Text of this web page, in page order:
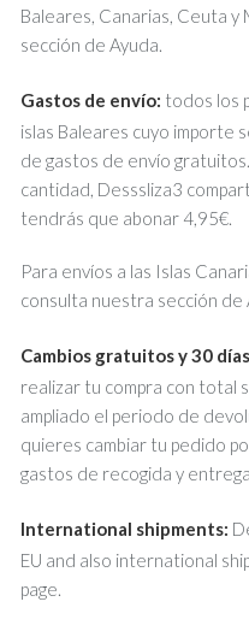
Baleares, Canarias, Ceuta
sección de Ayuda.
Gastos de envío: todos los
islas Baleares cuyo importe
de gastos de envío
cantidad, Desssliza3
tendrás que abonar 4,95€.
Para envíos a las Islas
consulta nuestra sección de
Cambios gratuitos y 30
realizar tu compra con total
ampliado el periodo de
quieres cambiar tu pedido
gastos de recogida y
International shipments:
EU and also international
page.